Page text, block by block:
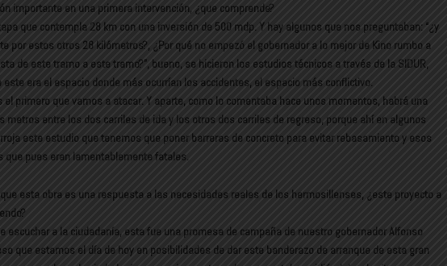
importante en una primera intervención, ¿que comprende?
que contempla 28 km con una inversión de 500 mdp. Y hay algunos que nos preguntaban: “¿y
por estos otros 28 kilómetros?, ¿Por qué no empezó el gobernador a lo mejor de Kino rumbo a
de este tramo a este tramo?”, bueno, se hicieron los estudios técnicos a través de la SIDUR,
este era el espacio donde más ocurrían los accidentes, el espacio más conflictivo.
el primero que vamos a atacar. Y aparte, como lo comentaba hace unos momentos, habrá una
metros entre los dos carriles de ida y los otros dos carriles de regreso, porque ahí en algunos
este estudio que tenemos que poner barreras de concreto para evitar rebasamiento y esos
que pues eran lamentablemente fatales.
esta obra es una respuesta a las necesidades reales de los hermosillenses, ¿este proyecto a
escuchar a la ciudadanía, esta fue una promesa de campaña de nuestro gobernador Alfonso
que estamos el día de hoy en posibilidades de dar este banderazo de arranque de esta gran